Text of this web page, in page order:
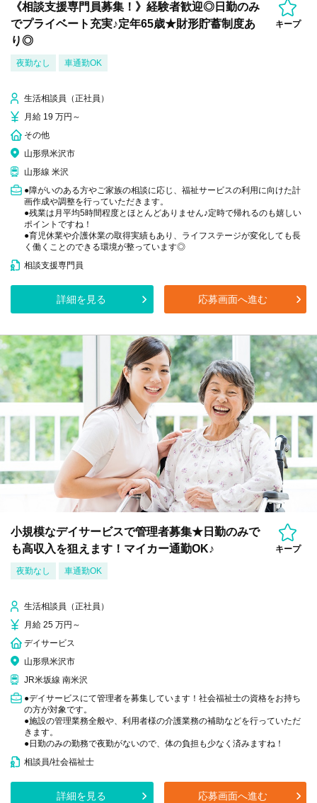
《相談支援専門員募集！》経験者歓迎◎日勤のみ
でプライベート充実♪定年65歳★財形貯蓄制度あ
り◎
キープ
夜勤なし 車通勤OK
生活相談員（正社員）
月給 19 万円～
その他
山形県米沢市
山形線 米沢
●障がいのある方やご家族の相談に応じ、福祉サービスの利用に向けた計
画作成や調整を行っていただきます。
●残業は月平均5時間程度とほとんどありません♪定時で帰れるのも嬉しい
ポイントですね！
●育児休業や介護休業の取得実績もあり、ライフステージが変化しても長
く働くことのできる環境が整っています◎
相談支援専門員
詳細を見る 応募画面へ進む
小規模なデイサービスで管理者募集★日勤のみで
も高収入を狙えます！マイカー通勤OK♪
キープ
夜勤なし 車通勤OK
生活相談員（正社員）
月給 25 万円～
デイサービス
山形県米沢市
JR米坂線 南米沢
●デイサービスにて管理者を募集しています！社会福祉士の資格をお持ち
の方が対象です。
●施設の管理業務全般や、利用者様の介護業務の補助などを行っていただ
きます。
●日勤のみの勤務で夜勤がないので、体の負担も少なく済みますね！
相談員/社会福祉士
詳細を見る 応募画面へ進む